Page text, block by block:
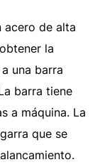
acero de alta
la
una barra
barra tiene
a máquina. La
que se